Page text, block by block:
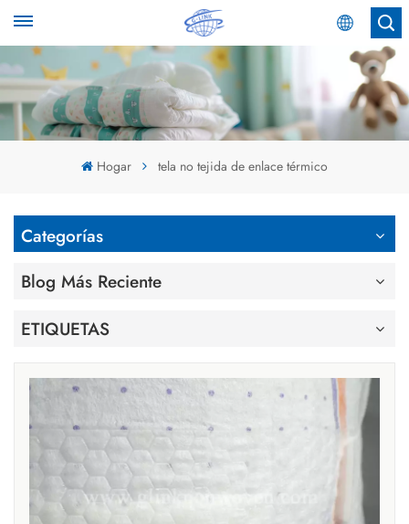
Español
English
Hogar tela no tejida de enlace térmico
Categorías
Blog Más Reciente
ETIQUETAS